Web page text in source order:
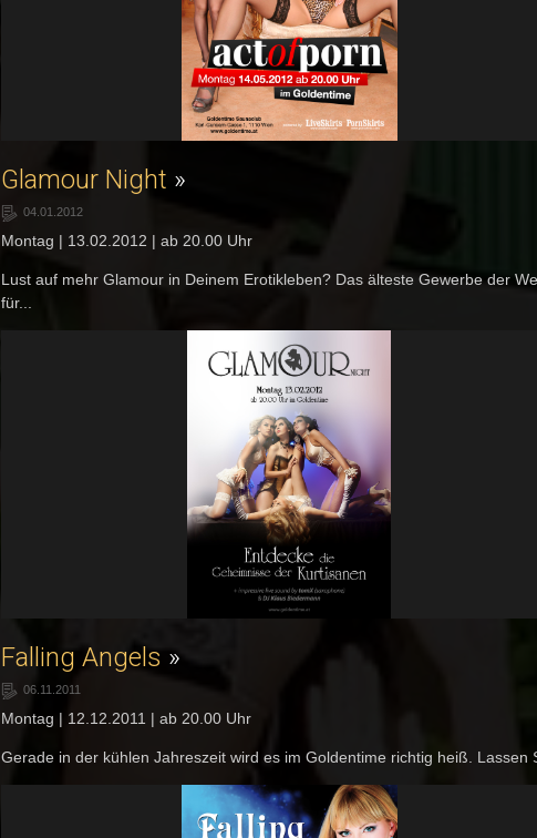
Glamour Night »
04.01.2012
Montag | 13.02.2012 | ab 20.00 Uhr
Lust auf mehr Glamour in Deinem Erotikleben? Das älteste Gewerbe der
für...
Falling Angels »
06.11.2011
Montag | 12.12.2011 | ab 20.00 Uhr
Gerade in der kühlen Jahreszeit wird es im Goldentime richtig heiß. Lassen